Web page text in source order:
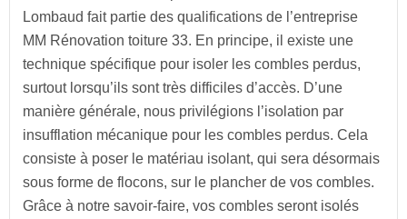
Lombaud fait partie des qualifications de l’entreprise
MM Rénovation toiture 33. En principe, il existe une
technique spécifique pour isoler les combles perdus,
surtout lorsqu’ils sont très difficiles d’accès. D’une
manière générale, nous privilégions l’isolation par
insufflation mécanique pour les combles perdus. Cela
consiste à poser le matériau isolant, qui sera désormais
sous forme de flocons, sur le plancher de vos combles.
Grâce à notre savoir-faire, vos combles seront isolés